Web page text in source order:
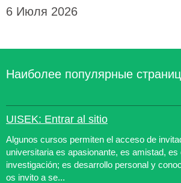
6 Июля 2026
Наиболее популярные
UISEK: Entrar al sitio
Algunos cursos permiten el acceso de
universitaria es apasionante, es amistad, es
investigación; es desarrollo personal y
os invito a se...